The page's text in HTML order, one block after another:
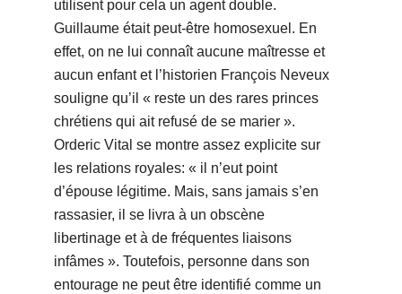
utilisent pour cela un agent double.
Guillaume était peut-être homosexuel. En
effet, on ne lui connaît aucune maîtresse et
aucun enfant et l’historien François Neveux
souligne qu’il « reste un des rares princes
chrétiens qui ait refusé de se marier ».
Orderic Vital se montre assez explicite sur
les relations royales: « il n’eut point
d’épouse légitime. Mais, sans jamais s’en
rassasier, il se livra à un obscène
libertinage et à de fréquentes liaisons
infâmes ». Toutefois, personne dans son
entourage ne peut être identifié comme un